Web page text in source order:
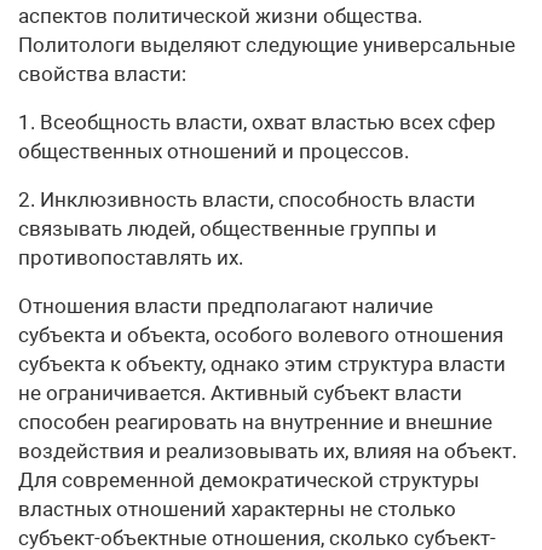
аспектов политической жизни общества.
Политологи выделяют следующие универсальные
свойства власти:
1. Всеобщность власти, охват властью всех сфер
общественных отношений и процессов.
2. Инклюзивность власти, способность власти
связывать людей, общественные группы и
противопоставлять их.
Отношения власти предполагают наличие
субъекта и объекта, особого волевого отношения
субъекта к объекту, однако этим структура власти
не ограничивается. Активный субъект власти
способен реагировать на внутренние и внешние
воздействия и реализовывать их, влияя на объект.
Для современной демократической структуры
властных отношений характерны не столько
субъект-объектные отношения, сколько субъект-